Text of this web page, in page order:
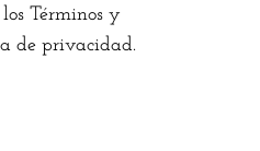
Términos y
de privacidad.